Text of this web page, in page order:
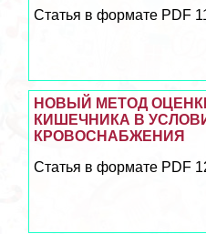
Статья в формате PDF
НОВЫЙ МЕТОД
КИШЕЧНИКА В
КРОВОСНАБЖЕНИЯ
Статья в формате PDF